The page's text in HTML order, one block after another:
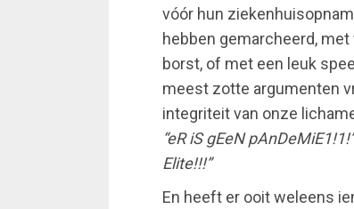
vóór hun
hebben gemarcheerd,
borst, of met een leuk
meest zotte argumenten
integriteit van onze
“eR iS gEeN
Elite!!!”
En heeft er ooit weleens